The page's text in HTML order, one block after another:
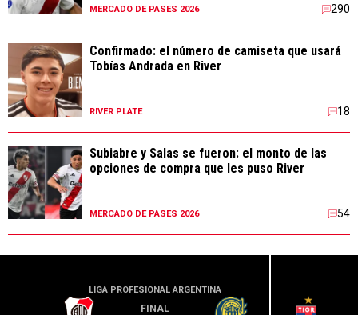
MERCADO DE PASES 2026 290
Confirmado: el número de camiseta que usará
Tobías Andrada en River
RIVER PLATE 18
Subiabre y Salas se fueron: el monto de las
opciones de compra que les puso River
MERCADO DE PASES 2026 54
LIGA PROFESIONAL ARGENTINA
FINAL